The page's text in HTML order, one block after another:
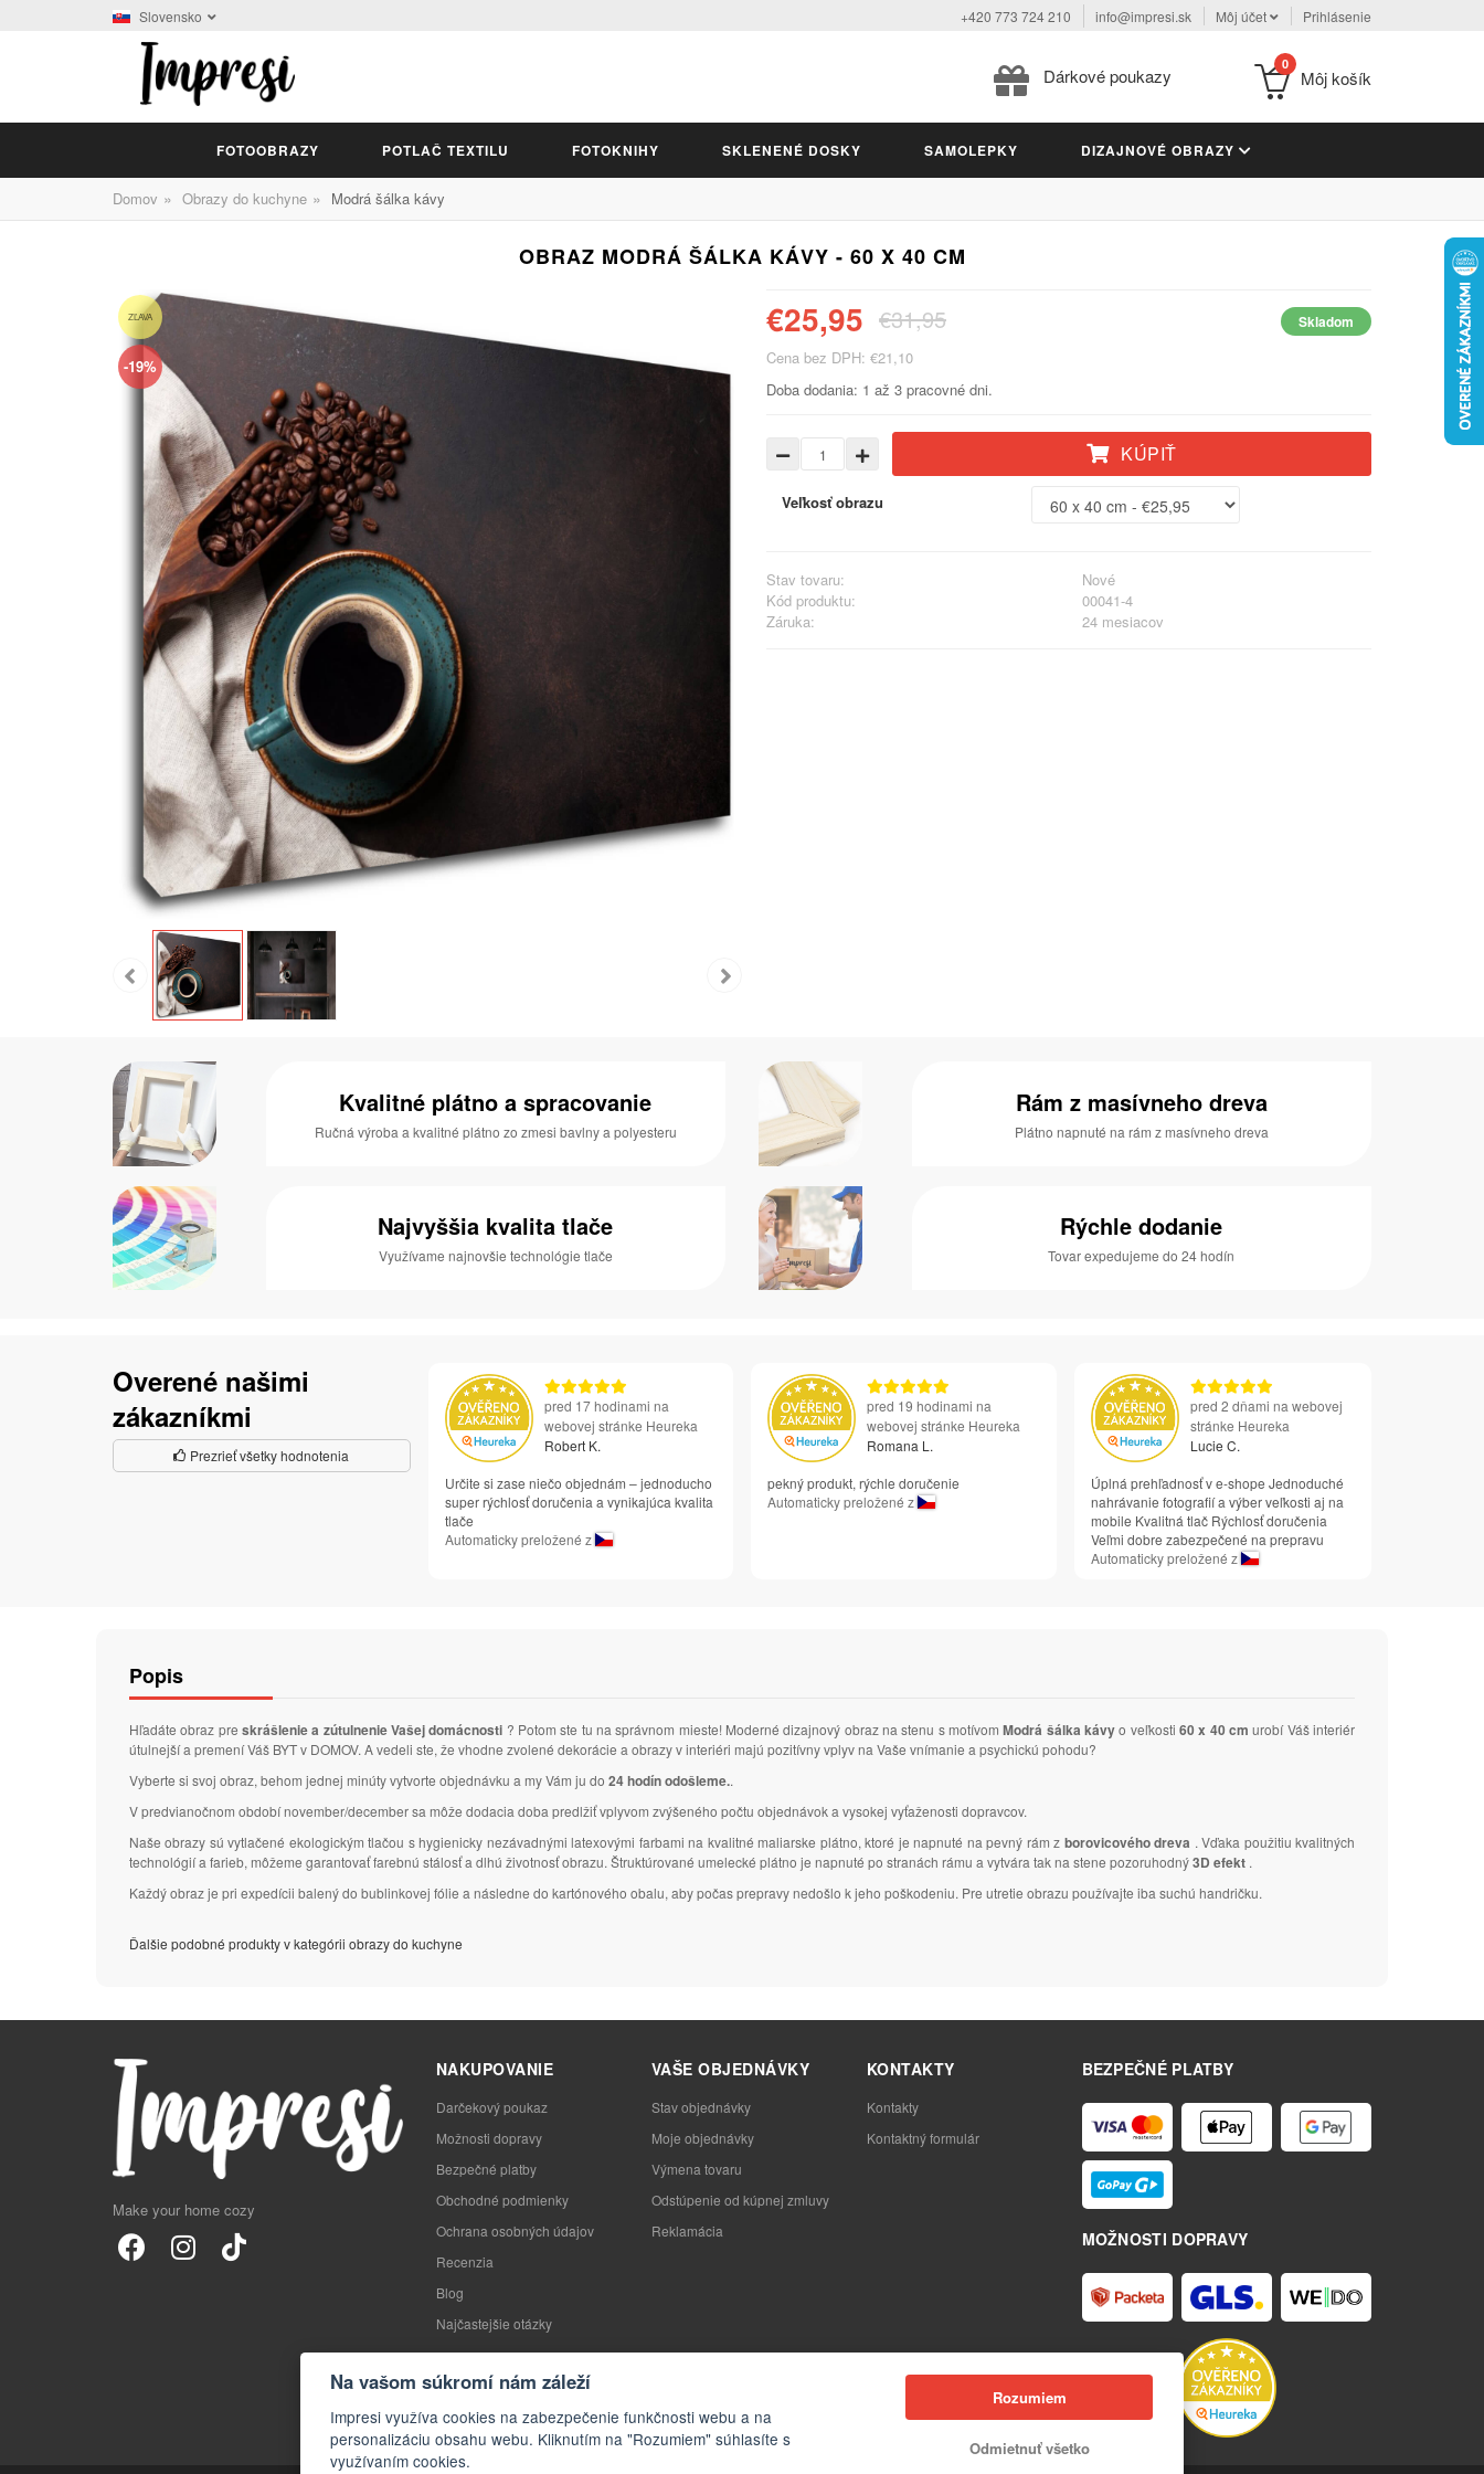
Slovensko +420 773 724 210 info@impresi.sk Môj účet Prihlásenie
Dárkové poukazy
0
Môj košík
FOTOOBRAZY POTLAČ TEXTILU FOTOKNIHY SKLENENÉ DOSKY SAMOLEPKY DIZAJNOVÉ OBRAZY
Domov » Obrazy do kuchyne » Modrá šálka kávy
OBRAZ MODRÁ ŠÁLKA KÁVY - 60 X 40 CM
ZĽAVA
-19%
€25,95 €31,95 Skladom
Cena bez DPH: €21,10
Doba dodania: 1 až 3 pracovné dni.
KÚPIŤ
Veľkosť obrazu
Stav tovaru:
Nové
Kód produktu:
00041-4
Záruka:
24 mesiacov
Kvalitné plátno a spracovanie
Ručná výroba a kvalitné plátno zo zmesi bavlny a polyesteru
Rám z masívneho dreva
Plátno napnuté na rám z masívneho dreva
Najvyššia kvalita tlače
Využívame najnovšie technológie tlače
Rýchle dodanie
Tovar expedujeme do 24 hodín
Overené našimi
zákazníkmi
Prezrieť všetky hodnotenia
pred 17 hodinami na
webovej stránke Heureka
Robert K.
Určite si zase niečo objednám – jednoducho
super rýchlosť doručenia a vynikajúca kvalita
tlače
Automaticky preložené z
pred 19 hodinami na
webovej stránke Heureka
Romana L.
pekný produkt, rýchle doručenie
Automaticky preložené z
pred 2 dňami na webovej
stránke Heureka
Lucie C.
Úplná prehľadnosť v e-shope Jednoduché
nahrávanie fotografií a výber veľkosti aj na
mobile Kvalitná tlač Rýchlosť doručenia
Veľmi dobre zabezpečené na prepravu
Automaticky preložené z
Popis
Hľadáte obraz pre skrášlenie a zútulnenie Vašej domácnosti ? Potom ste tu na správnom mieste! Moderné dizajnový obraz na stenu s motívomModrá šálka kávyo veľkosti60 x 40 cm urobí Váš interiér
útulnejší a premení Váš BYT v DOMOV. A vedeli ste, že vhodne zvolené dekorácie a obrazy v interiéri majú pozitívny vplyv na Vaše vnímanie a psychickú pohodu?
Vyberte si svoj obraz, behom jednej minúty vytvorte objednávku a my Vám ju do 24 hodín odošleme..
V predvianočnom období november/december sa môže dodacia doba predlžiť vplyvom zvýšeného počtu objednávok a vysokej vyťaženosti dopravcov.
Naše obrazy sú vytlačené ekologickým tlačou s hygienicky nezávadnými latexovými farbami na kvalitné maliarske plátno, ktoré je napnuté na pevný rám z borovicového dreva . Vďaka použitiu kvalitných
technológií a farieb, môžeme garantovať farebnú stálosť a dlhú životnosť obrazu. Štruktúrované umelecké plátno je napnuté po stranách rámu a vytvára tak na stene pozoruhodný3D efekt .
Každý obraz je pri expedícii balený do bublinkovej fólie a následne do kartónového obalu, aby počas prepravy nedošlo k jeho poškodeniu. Pre utretie obrazu používajte iba suchú handričku.
Ďalšie podobné produkty v kategórii obrazy do kuchyne
Make your home cozy
BEZPEČNÉ PLATBY
MOŽNOSTI DOPRAVY
NAKUPOVANIE
Darčekový poukaz
Možnosti dopravy
Bezpečné platby
Obchodné podmienky
Ochrana osobných údajov
Recenzia
Blog
Najčastejšie otázky
VAŠE OBJEDNÁVKY
Stav objednávky
Moje objednávky
Výmena tovaru
Odstúpenie od kúpnej zmluvy
Reklamácia
KONTAKTY
Kontakty
Kontaktný formulár
Na vašom súkromí nám záleží
Impresi využíva cookies na zabezpečenie funkčnosti webu a na
personalizáciu obsahu webu. Kliknutím na "Rozumiem" súhlasíte s
využívaním cookies.
Rozumiem
Odmietnuť všetko